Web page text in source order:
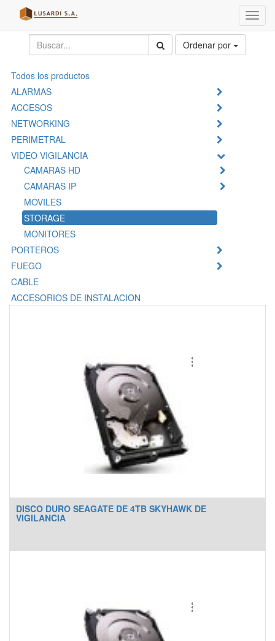
Menú
de
Ordenar por
Todos los productos
ALARMAS
ACCESOS
NETWORKING
PERIMETRAL
VIDEO VIGILANCIA
CAMARAS HD
CAMARAS IP
MOVILES
STORAGE
MONITORES
PORTEROS
FUEGO
CABLE
ACCESORIOS DE INSTALACION
DISCO DURO SEAGATE DE 4TB SKYHAWK DE
VIGILANCIA